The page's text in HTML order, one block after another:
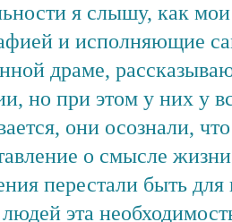
я слышу, как
и исполняющие
драме,
но при этом у них у
они осознали,
о смысле
перестали быть
эта